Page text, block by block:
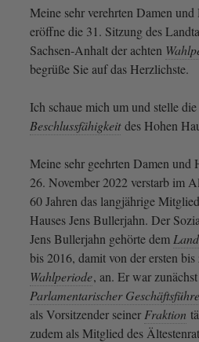
Meine sehr verehrten Damen
eröffne die 31. Sitzung des
Sachsen-Anhalt der achten
begrüße Sie auf das Herzlichste.
Ich schaue mich um und stelle die
Beschlussfähigkeit des Hohen
Meine sehr geehrten Damen und
26. November 2022 verstarb im
60 Jahren das langjährige
Hauses Jens Bullerjahn. Der
Jens Bullerjahn gehörte dem
bis 2016, damit von der ersten bis
Wahlperiode, an. Er war
Parlamentarischer
als Vorsitzender seiner Fraktion
zudem als Mitglied des